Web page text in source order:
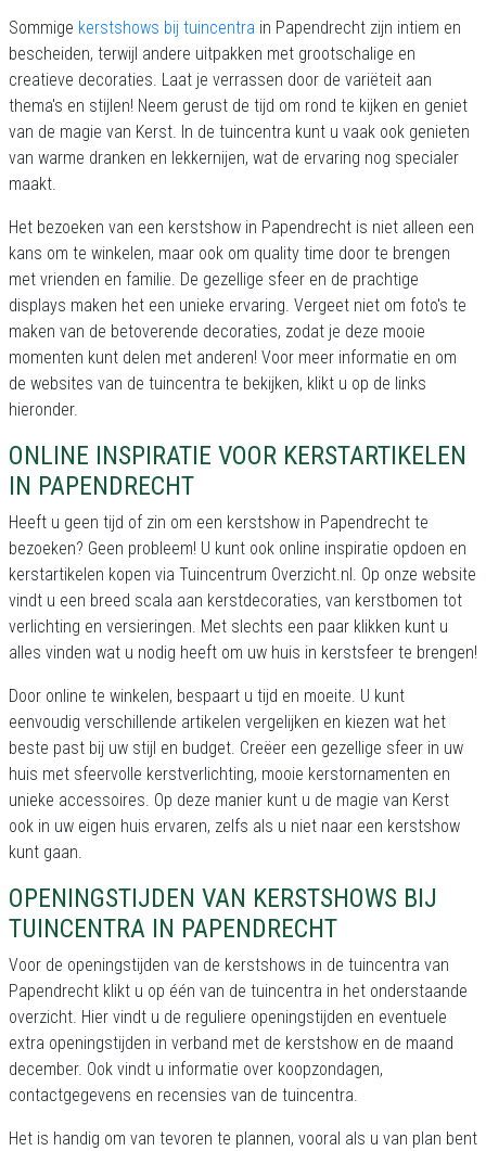
Sommige kerstshows bij tuincentra in Papendrecht zijn intiem en
bescheiden, terwijl andere uitpakken met grootschalige en
creatieve decoraties. Laat je verrassen door de variëteit aan
thema's en stijlen! Neem gerust de tijd om rond te kijken en geniet
van de magie van Kerst. In de tuincentra kunt u vaak ook genieten
van warme dranken en lekkernijen, wat de ervaring nog specialer
maakt.
Het bezoeken van een kerstshow in Papendrecht is niet alleen een
kans om te winkelen, maar ook om quality time door te brengen
met vrienden en familie. De gezellige sfeer en de prachtige
displays maken het een unieke ervaring. Vergeet niet om foto's te
maken van de betoverende decoraties, zodat je deze mooie
momenten kunt delen met anderen! Voor meer informatie en om
de websites van de tuincentra te bekijken, klikt u op de links
hieronder.
ONLINE INSPIRATIE VOOR KERSTARTIKELEN
IN PAPENDRECHT
Heeft u geen tijd of zin om een kerstshow in Papendrecht te
bezoeken? Geen probleem! U kunt ook online inspiratie opdoen en
kerstartikelen kopen via Tuincentrum Overzicht.nl. Op onze website
vindt u een breed scala aan kerstdecoraties, van kerstbomen tot
verlichting en versieringen. Met slechts een paar klikken kunt u
alles vinden wat u nodig heeft om uw huis in kerstsfeer te brengen!
Door online te winkelen, bespaart u tijd en moeite. U kunt
eenvoudig verschillende artikelen vergelijken en kiezen wat het
beste past bij uw stijl en budget. Creëer een gezellige sfeer in uw
huis met sfeervolle kerstverlichting, mooie kerstornamenten en
unieke accessoires. Op deze manier kunt u de magie van Kerst
ook in uw eigen huis ervaren, zelfs als u niet naar een kerstshow
kunt gaan.
OPENINGSTIJDEN VAN KERSTSHOWS BIJ
TUINCENTRA IN PAPENDRECHT
Voor de openingstijden van de kerstshows in de tuincentra van
Papendrecht klikt u op één van de tuincentra in het onderstaande
overzicht. Hier vindt u de reguliere openingstijden en eventuele
extra openingstijden in verband met de kerstshow en de maand
december. Ook vindt u informatie over koopzondagen,
contactgegevens en recensies van de tuincentra.
Het is handig om van tevoren te plannen, vooral als u van plan bent